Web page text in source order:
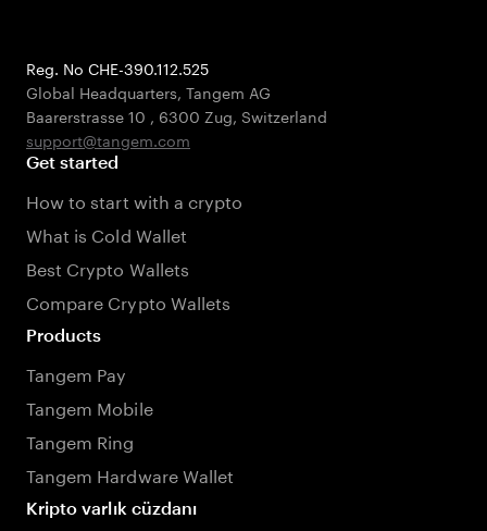
Reg. No CHE-390.112.525
Global Headquarters, Tangem AG
Baarerstrasse 10 , 6300 Zug, Switzerland
support@tangem.com
Get started
How to start with a crypto
What is Cold Wallet
Best Crypto Wallets
Compare Crypto Wallets
Products
Tangem Pay
Tangem Mobile
Tangem Ring
Tangem Hardware Wallet
Kripto varlık cüzdanı